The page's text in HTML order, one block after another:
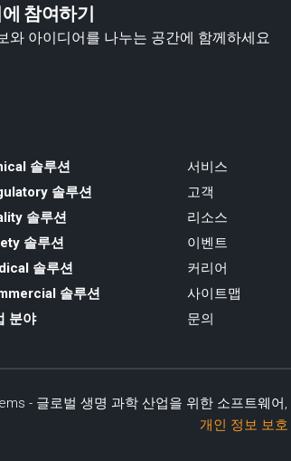
참여하기
아이디어를 나누는 공간에 함께하세요
솔루션
솔루션
솔루션
솔루션
솔루션
솔루션
분야
서비스
고객
리소스
이벤트
커리어
사이트맵
문의
- 글로벌 생명 과학 산업을 위한 소프트웨
개인 정보 보호